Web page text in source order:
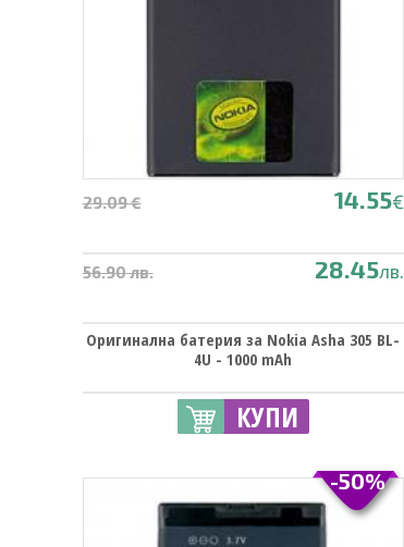
29.09 € 14.55€
56.90 лв. 28.45лв.
Оригинална батерия за Nokia Asha 305 BL-
4U - 1000 mAh
КУПИ
-50%